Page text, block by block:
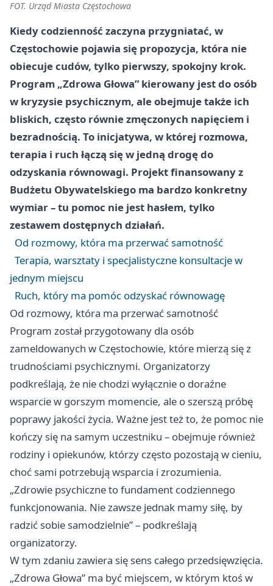
FOT. Urząd Miasta Częstochowa
Kiedy codzienność zaczyna przygniatać, w
Częstochowie pojawia się propozycja, która nie
obiecuje cudów, tylko pierwszy, spokojny krok.
Program „Zdrowa Głowa” kierowany jest do osób
w kryzysie psychicznym, ale obejmuje także ich
bliskich, często równie zmęczonych napięciem i
bezradnością. To inicjatywa, w której rozmowa,
terapia i ruch łączą się w jedną drogę do
odzyskania równowagi. Projekt finansowany z
Budżetu Obywatelskiego ma bardzo konkretny
wymiar – tu pomoc nie jest hasłem, tylko
zestawem dostępnych działań.
Od rozmowy, która ma przerwać samotność
Terapia, warsztaty i specjalistyczne konsultacje w
jednym miejscu
Ruch, który ma pomóc odzyskać równowagę
Od rozmowy, która ma przerwać samotność
Program został przygotowany dla osób
zameldowanych w Częstochowie, które mierzą się z
trudnościami psychicznymi. Organizatorzy
podkreślają, że nie chodzi wyłącznie o doraźne
wsparcie w gorszym momencie, ale o szerszą próbę
poprawy jakości życia. Ważne jest też to, że pomoc nie
kończy się na samym uczestniku – obejmuje również
rodziny i opiekunów, którzy często pozostają w cieniu,
choć sami potrzebują wsparcia i zrozumienia.
„Zdrowie psychiczne to fundament codziennego
funkcjonowania. Nie zawsze jednak mamy siłę, by
radzić sobie samodzielnie” – podkreślają
organizatorzy.
W tym zdaniu zawiera się sens całego przedsięwzięcia.
„Zdrowa Głowa” ma być miejscem, w którym ktoś w